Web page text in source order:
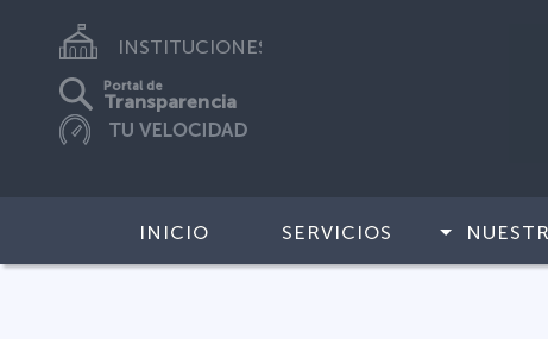
INSTITUCIONES
Portal de
Transparencia
INICIO SERVICIOS